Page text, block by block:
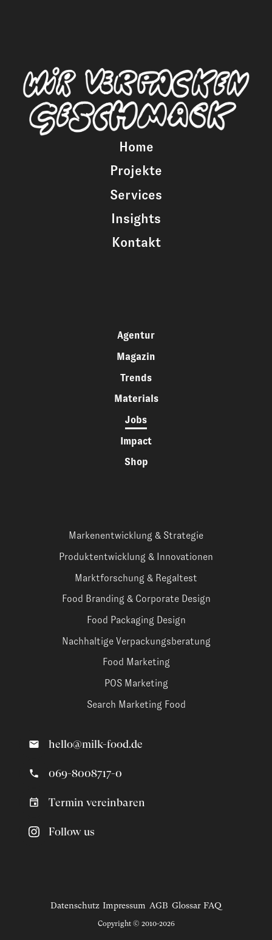
Home
Projekte
Services
Insights
Kontakt
Agentur
Magazin
Trends
Materials
Jobs
Impact
Shop
Markenentwicklung & Strategie
Produktentwicklung & Innovationen
Marktforschung & Regaltest
Food Branding & Corporate Design
Food Packaging Design
Nachhaltige Verpackungsberatung
Food Marketing
POS Marketing
Search Marketing Food
hello@milk-food.de
069-8008717-0
Termin vereinbaren
Follow us
Datenschutz Impressum AGB Glossar FAQ
Copyright © 2010-2026